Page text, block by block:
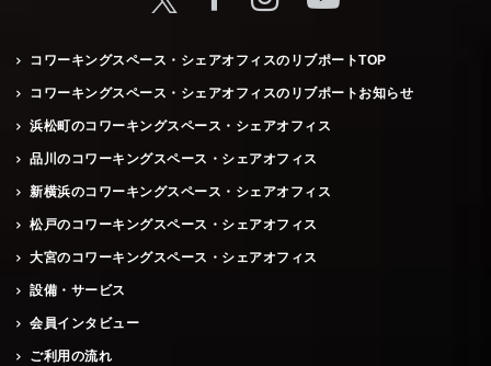
コワーキングスペース・シェアオフィスのリブポートTOP
コワーキングスペース・シェアオフィスのリブポートお知らせ
浜松町のコワーキングスペース・シェアオフィス
品川のコワーキングスペース・シェアオフィス
新横浜のコワーキングスペース・シェアオフィス
松戸のコワーキングスペース・シェアオフィス
大宮のコワーキングスペース・シェアオフィス
設備・サービス
会員インタビュー
ご利用の流れ